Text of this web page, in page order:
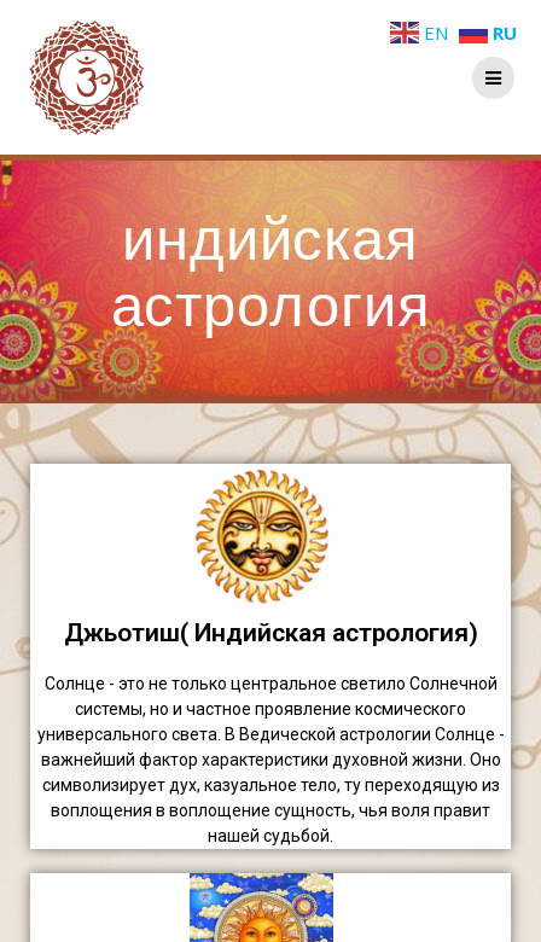
индийская
астрология
Джьотиш( Индийская астрология)
Солнце - это не только центральное светило Солнечной
системы, но и частное проявление космического
универсального света. В Ведической астрологии Солнце -
важнейший фактор характеристики духовной жизни. Оно
символизирует дух, казуальное тело, ту переходящую из
воплощения в воплощение сущность, чья воля правит
нашей судьбой.
EN RU